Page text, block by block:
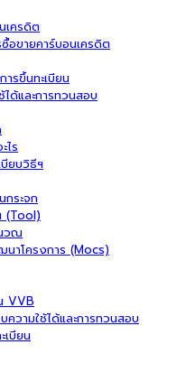
เครดิต
อขายคาร์บอนเครดิต
รขึ้นทะเบียน
ด้และการทวนสอบ
ร
ยบวิธีฯ
กระจก
(Tool)
วณ
าโครงการ (Mocs)
VVB
วามใช้ได้และการทวนสอบ
เบียน